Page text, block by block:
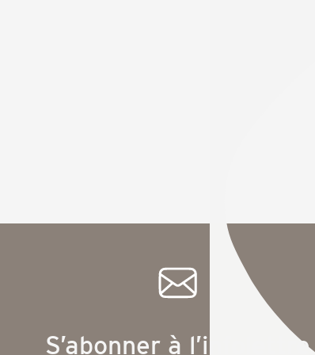
S’abonner à l’infolettre